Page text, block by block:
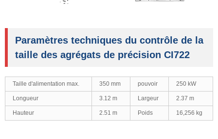
Paramètres techniques du contrôle de la
taille des agrégats de précision CI722
Taille d'alimentation max. 350 mm pouvoir 250 kW
Longueur 3.12 m Largeur 2.37 m
Hauteur 2.51 m Poids 16,256 kg